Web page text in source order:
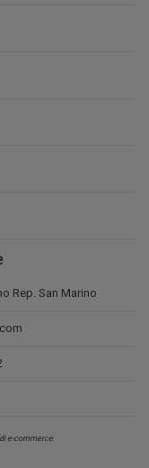
Rep. San Marino
e-commerce